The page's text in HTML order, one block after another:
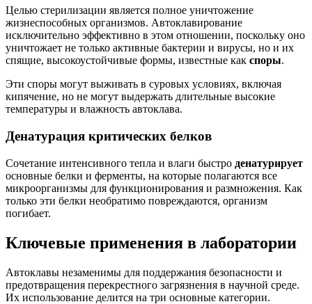
Целью стерилизации является полное уничтожение
жизнеспособных организмов. Автоклавирование
исключительно эффективно в этом отношении, поскольку оно
уничтожает не только активные бактерии и вирусы, но и их
спящие, высокоустойчивые формы, известные как споры.
Эти споры могут выживать в суровых условиях, включая
кипячение, но не могут выдержать длительные высокие
температуры и влажность автоклава.
Денатурация критических белков
Сочетание интенсивного тепла и влаги быстро денатурирует
основные белки и ферменты, на которые полагаются все
микроорганизмы для функционирования и размножения. Как
только эти белки необратимо повреждаются, организм
погибает.
Ключевые применения в лаборатории
Автоклавы незаменимы для поддержания безопасности и
предотвращения перекрестного загрязнения в научной среде.
Их использование делится на три основные категории.